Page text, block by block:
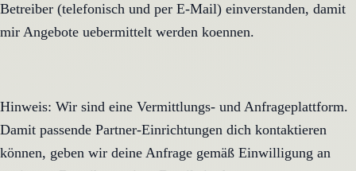
Betreiber (telefonisch und per E-Mail) einverstanden, damit
mir Angebote uebermittelt werden koennen.
Hinweis: Wir sind eine Vermittlungs- und Anfrageplattform.
Damit passende Partner-Einrichtungen dich kontaktieren
können, geben wir deine Anfrage gemäß Einwilligung an